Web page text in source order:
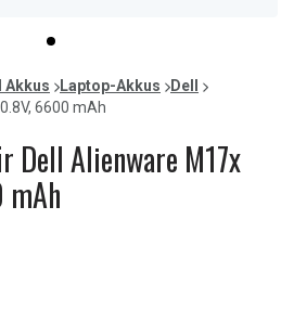
item
0
Akkus Laptop-Akkus
Dell
6600 mAh
Dell Alienware M17x
mAh